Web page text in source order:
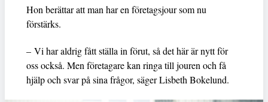
Hon berättar att man har en företagsjour som nu
förstärks.
– Vi har aldrig fått ställa in förut, så det här är nytt för
oss också. Men företagare kan ringa till jouren och få
hjälp och svar på sina frågor, säger Lisbeth Bokelund.